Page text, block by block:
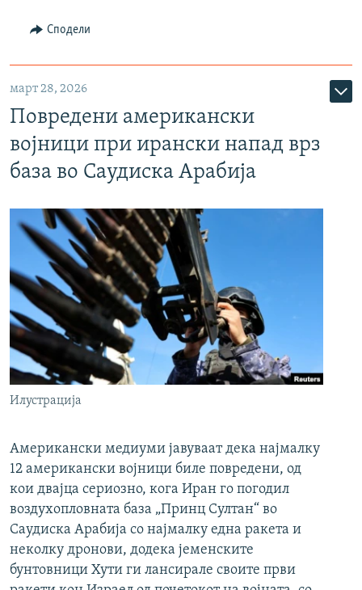
Сподели
март 28, 2026
Повредени американски
војници при ирански напад врз
база во Саудиска Арабија
Илустрација
Американски медиуми јавуваат дека најмалку
12 американски војници биле повредени, од
кои двајца сериозно, кога Иран го погодил
воздухопловната база „Принц Султан“ во
Саудиска Арабија со најмалку една ракета и
неколку дронови, додека јеменските
бунтовници Хути ги лансирале своите први